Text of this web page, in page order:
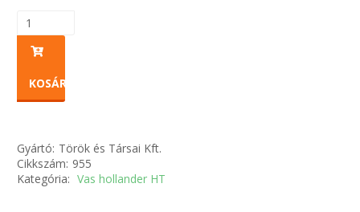
TÖMLŐBILINCS
KOSÁRBA
Gyártó: Török és Társai Kft.
Cikkszám: 955
Kategória: Vas hollander HT